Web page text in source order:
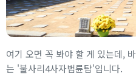
여기 오면 꼭 봐야 할 게 있는데,
는 '불사리4사자법륜탑'입니다.